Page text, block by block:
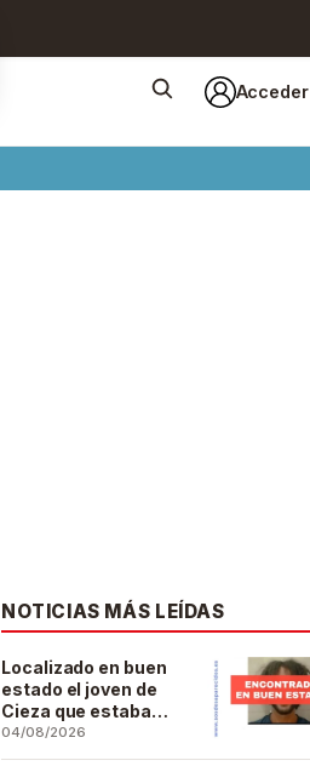
Acceder
NOTICIAS MÁS LEÍDAS
Localizado en buen
estado el joven de
Cieza que estaba
desaparecido desde
el pasado 29 de julio
04/08/2026